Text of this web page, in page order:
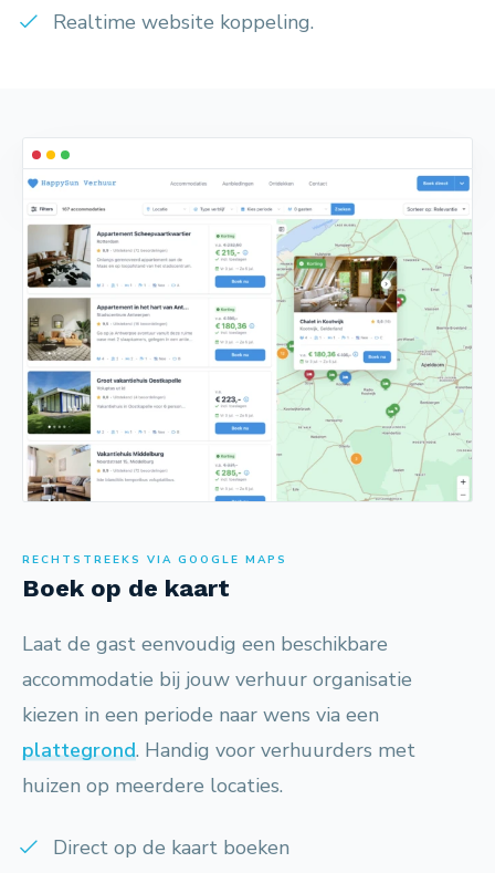
Realtime website koppeling.
RECHTSTREEKS VIA GOOGLE MAPS
Boek op de kaart
Laat de gast eenvoudig een beschikbare
accommodatie bij jouw verhuur organisatie
kiezen in een periode naar wens via een
plattegrond. Handig voor verhuurders met
huizen op meerdere locaties.
Direct op de kaart boeken